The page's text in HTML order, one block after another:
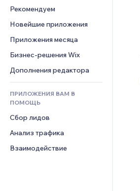
Эл. почта
Купоны и лояльность
Складские услуги
Еда и напитки
Видео
PDF
Обмен файлами
Новости
Часы
Баннеры и значки
Калькуляторы
Погода
Графики и таблицы
Опросы
Чат
Комментарии
Телефон
Сообщество
Отзывы и комментарии
Управление отношениями с
клиентом (CRM)
Рекомендуем
Новейшие приложения
Приложения месяца
Бизнес-решения Wix
Дополнения редактора
ПРИЛОЖЕНИЯ ВАМ В
ПОМОЩЬ
Сбор лидов
Анализ трафика
Взаимодействие